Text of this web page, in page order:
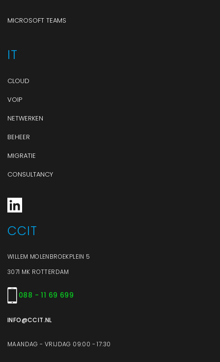
MICROSOFT TEAMS
IT
CLOUD
VOIP
NETWERKEN
BEHEER
MIGRATIE
CONSULTANCY
CCIT
WILLEM MOLENBROEKPLEIN 5
3071 MK ROTTERDAM
088 - 11 69 699
INFO@CCIT.NL
MAANDAG - VRIJDAG 09:00 - 17:30